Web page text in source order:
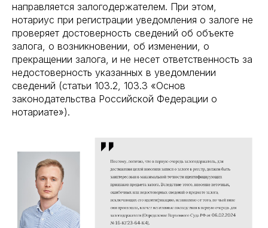
направляется залогодержателем. При этом,
нотариус при регистрации уведомления о залоге не
проверяет достоверность сведений об объекте
залога, о возникновении, об изменении, о
прекращении залога, и не несет ответственность за
недостоверность указанных в уведомлении
сведений (статьи 103.2, 103.3 «Основ
законодательства Российской Федерации о
нотариате»).